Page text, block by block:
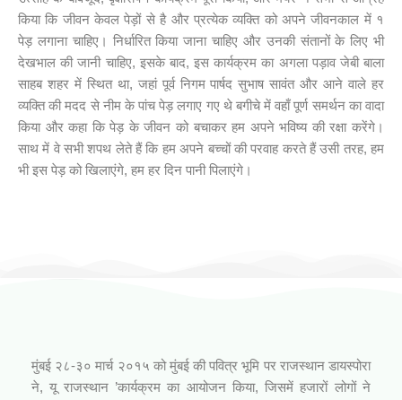
किया कि जीवन केवल पेड़ों से है और प्रत्येक व्यक्ति को अपने जीवनकाल में १
पेड़ लगाना चाहिए। निर्धारित किया जाना चाहिए और उनकी संतानों के लिए भी
देखभाल की जानी चाहिए, इसके बाद, इस कार्यक्रम का अगला पड़ाव जेबी बाला
साहब शहर में स्थित था, जहां पूर्व निगम पार्षद सुभाष सावंत और आने वाले हर
व्यक्ति की मदद से नीम के पांच पेड़ लगाए गए थे बगीचे में वहाँ पूर्ण समर्थन का वादा
किया और कहा कि पेड़ के जीवन को बचाकर हम अपने भविष्य की रक्षा करेंगे।
साथ में वे सभी शपथ लेते हैं कि हम अपने बच्चों की परवाह करते हैं उसी तरह, हम
भी इस पेड़ को खिलाएंगे, हम हर दिन पानी पिलाएंगे।
मुंबई २८-३० मार्च २०१५ को मुंबई की पवित्र भूमि पर राजस्थान डायस्पोरा
ने, यू राजस्थान ’कार्यक्रम का आयोजन किया, जिसमें हजारों लोगों ने